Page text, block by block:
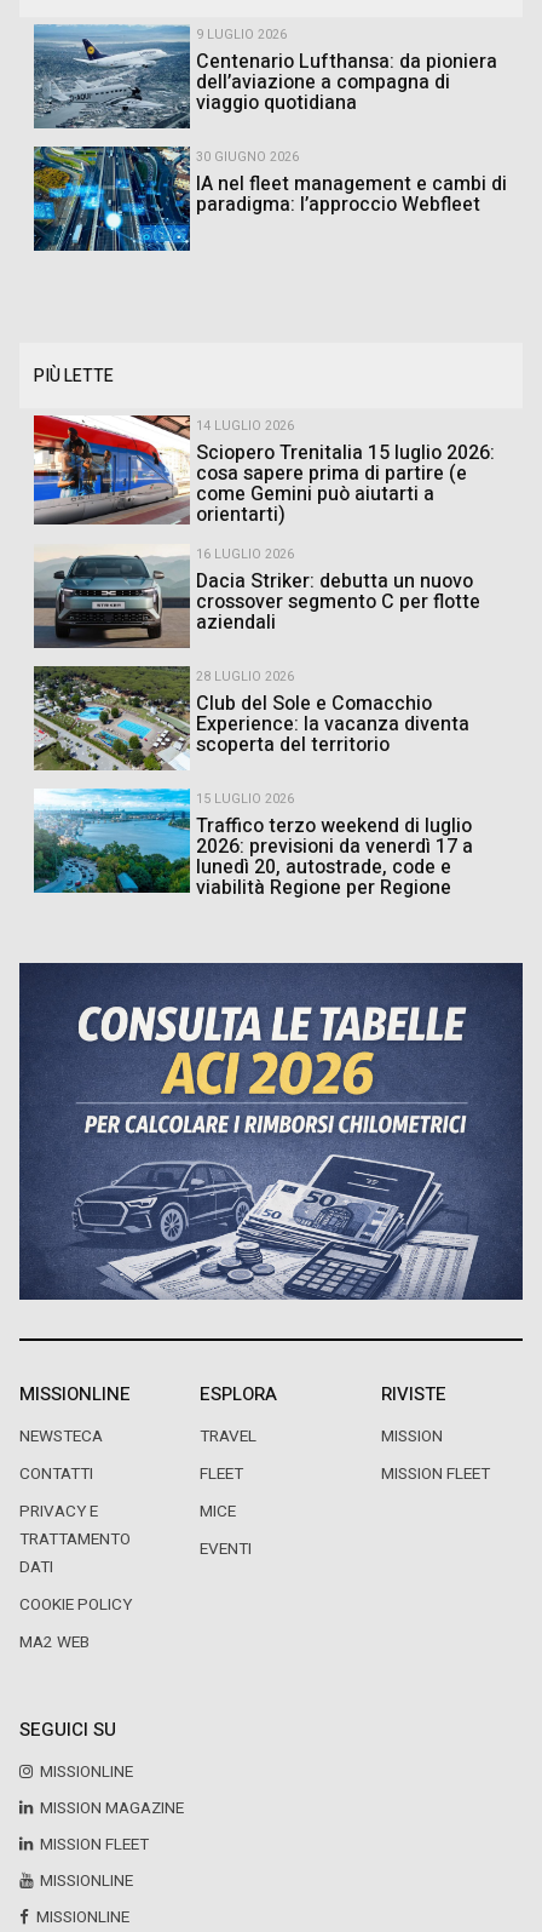
9 LUGLIO 2026
Centenario Lufthansa: da pioniera
dell’aviazione a compagna di
viaggio quotidiana
30 GIUGNO 2026
IA nel fleet management e cambi di
paradigma: l’approccio Webfleet
PIÙ LETTE
14 LUGLIO 2026
Sciopero Trenitalia 15 luglio 2026:
cosa sapere prima di partire (e
come Gemini può aiutarti a
orientarti)
16 LUGLIO 2026
Dacia Striker: debutta un nuovo
crossover segmento C per flotte
aziendali
28 LUGLIO 2026
Club del Sole e Comacchio
Experience: la vacanza diventa
scoperta del territorio
15 LUGLIO 2026
Traffico terzo weekend di luglio
2026: previsioni da venerdì 17 a
lunedì 20, autostrade, code e
viabilità Regione per Regione
MISSIONLINE
NEWSTECA
CONTATTI
PRIVACY E
TRATTAMENTO
DATI
COOKIE POLICY
MA2 WEB
ESPLORA
TRAVEL
FLEET
MICE
EVENTI
RIVISTE
MISSION
MISSION FLEET
SEGUICI SU
MISSIONLINE
MISSION MAGAZINE
MISSION FLEET
MISSIONLINE
MISSIONLINE